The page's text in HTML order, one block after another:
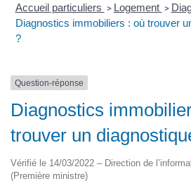
Accueil particuliers > Logement >
Diagnostics immobiliers : où trouver
?
Question-réponse
Diagnostics
trouver un
Vérifié le 14/03/2022 – Direction de
(Première ministre)